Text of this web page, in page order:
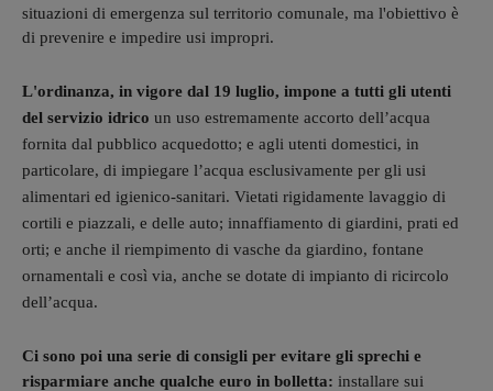
situazioni di emergenza sul territorio comunale, ma l'obiettivo è
di prevenire e impedire usi impropri.
L'ordinanza, in vigore dal 19 luglio, impone a tutti gli utenti
del servizio idrico un uso estremamente accorto dell’acqua
fornita dal pubblico acquedotto; e agli utenti domestici, in
particolare, di impiegare l’acqua esclusivamente per gli usi
alimentari ed igienico-sanitari. Vietati rigidamente lavaggio di
cortili e piazzali, e delle auto; innaffiamento di giardini, prati ed
orti; e anche il riempimento di vasche da giardino, fontane
ornamentali e così via, anche se dotate di impianto di ricircolo
dell’acqua.
Ci sono poi una serie di consigli per evitare gli sprechi e
risparmiare anche qualche euro in bolletta: installare sui